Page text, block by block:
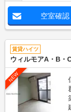
空室確認
賃貸ハイツ
ウィルモアA・B・
NEW